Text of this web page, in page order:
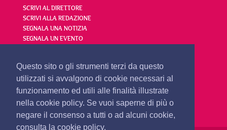
Questo sito o gli strumenti terzi da questo
utilizzati si avvalgono di cookie necessari al
funzionamento ed utili alle finalità illustrate
nella cookie policy. Se vuoi saperne di più o
negare il consenso a tutti o ad alcuni cookie,
consulta la cookie policy.
SCRIVI AL DIRETTORE
SCRIVI ALLA REDAZIONE
SEGNALA UNA NOTIZIA
SEGNALA UN EVENTO
redazione@olbianotizie.it